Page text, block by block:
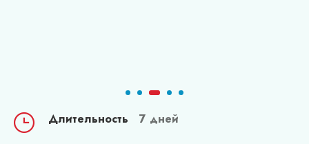
Длительность 7 дней